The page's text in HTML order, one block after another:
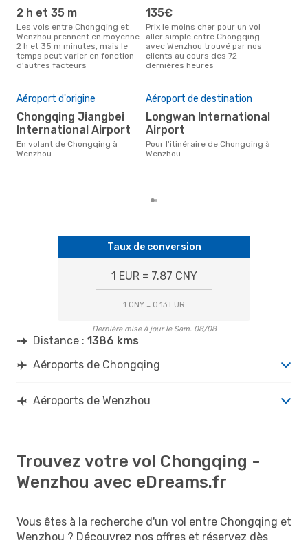
2 h et 35 m
Les vols entre Chongqing et
Wenzhou prennent en moyenne
2 h et 35 m minutes, mais le
temps peut varier en fonction
d'autres facteurs
135€
Prix le moins cher pour un vol
aller simple entre Chongqing
avec Wenzhou trouvé par nos
clients au cours des 72
dernières heures
Aéroport d'origine
Chongqing Jiangbei
International Airport
En volant de Chongqing à
Wenzhou
Aéroport de destination
Longwan International
Airport
Pour l'itinéraire de Chongqing à
Wenzhou
Taux de conversion
1 EUR = 7.87 CNY
1 CNY = 0.13 EUR
Dernière mise à jour le Sam. 08/08
Distance : 1386 kms
Aéroports de Chongqing
Aéroports de Wenzhou
Trouvez votre vol Chongqing -
Wenzhou avec eDreams.fr
Vous êtes à la recherche d'un vol entre Chongqing et
Wenzhou ? Découvrez nos offres et réservez dès